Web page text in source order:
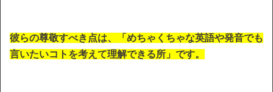
彼らの尊敬すべき点は、「めちゃくちゃな英語や発音でも
言いたいコトを考えて理解できる所」です。